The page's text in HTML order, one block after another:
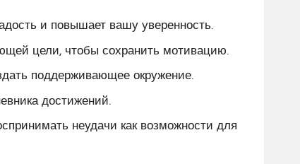
и повышает вашу уверенность.
цели, чтобы сохранить мотивацию.
поддерживающее окружение.
достижений.
неудачи как возможности для